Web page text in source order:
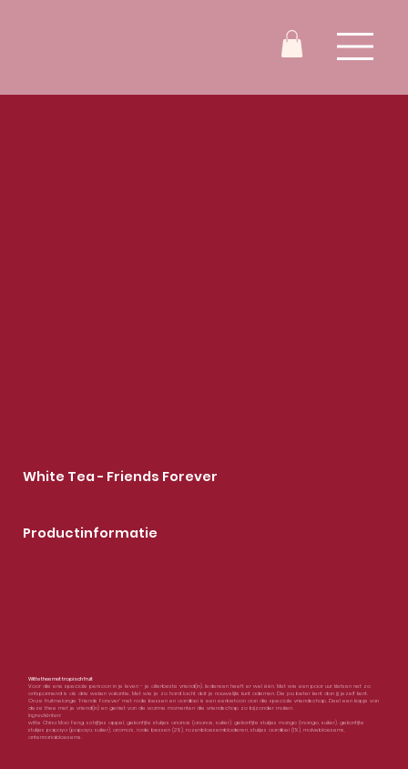
Productinformatie
White Tea - Friends Forever
Witte thee met tropisch fruit
Voor die ene speciale persoon in je leven - je allerbeste vriend(in). Iedereen heeft er wel één. Met wie een paar uur kletsen net zo
ontspannend is als drie weken vakantie. Met wie je zo hard lacht dat je nauwelijks kunt ademen. Die jou beter kent dan jij jezelf kent.
Onze fruitmelange 'Friends Forever' met rode bessen en aardbei is een eerbetoon aan die speciale vriendschap. Deel een kopje van
deze thee met je vriend(in) en geniet van de warme momenten die vriendschap zo bijzonder maken.
Ingrediënten:
witte China Mao Feng, schijfjes appel, gekonfijte stukjes ananas (ananas, suiker), gekonfijte stukjes mango (mango, suiker), gekonfijte
stukjes papaya (papaya, suiker), aroma’s, rode bessen (2%), rozenbloesembladeren, stukjes aardbei (1%), malvebloesems,
antennariabloesems.